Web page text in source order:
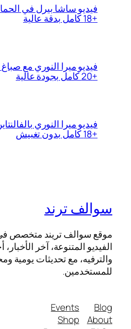
فيديو ساشا بيرل في
+18 كامل بدقة عالية
فيديو ميرا النوري مع
+20 كامل بجودة عالية
فيديو ميرا النوري
+18 كامل بدون تغبيش
سوالف ترند
موقع سوالف تريند متخصص
الفيديو المتنوعة، آخر الأخبار،
والترفيه، مع تحديثات يومية
للمستخدمين.
Blog
About
Events
Shop